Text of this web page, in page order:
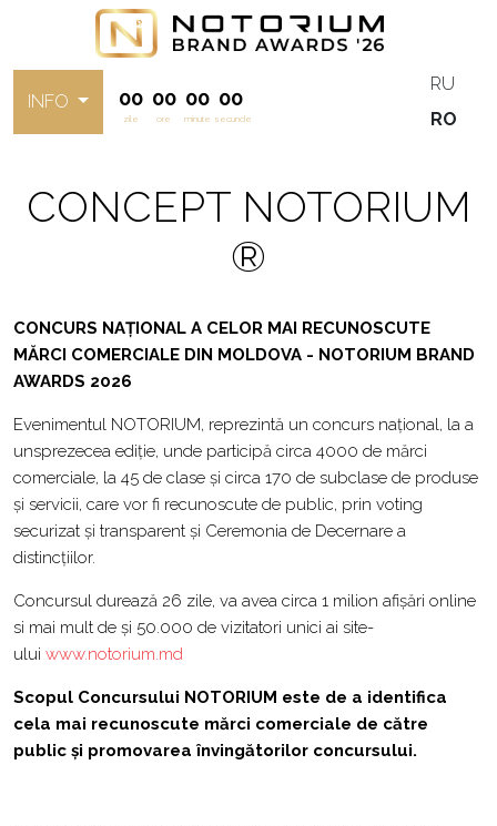
INFO 00
zile
00
ore
00
minute
00
secunde
RU
RO
CONCEPT NOTORIUM
®
CONCURS NAȚIONAL A CELOR MAI RECUNOSCUTE
MĂRCI COMERCIALE DIN MOLDOVA - NOTORIUM BRAND
AWARDS 2026
Evenimentul NOTORIUM, reprezintă un concurs național, la a
unsprezecea ediție, unde participă circa 4000 de mărci
comerciale, la 45 de clase și circa 170 de subclase de produse
și servicii, care vor fi recunoscute de public, prin voting
securizat şi transparent și Ceremonia de Decernare a
distincțiilor.
Concursul durează 26 zile, va avea circa 1 milion afișări online
si mai mult de și 50.000 de vizitatori unici ai site-
ului www.notorium.md
Scopul Concursului NOTORIUM este de a identifica
cela mai recunoscute mărci comerciale de către
public şi promovarea învingătorilor concursului.